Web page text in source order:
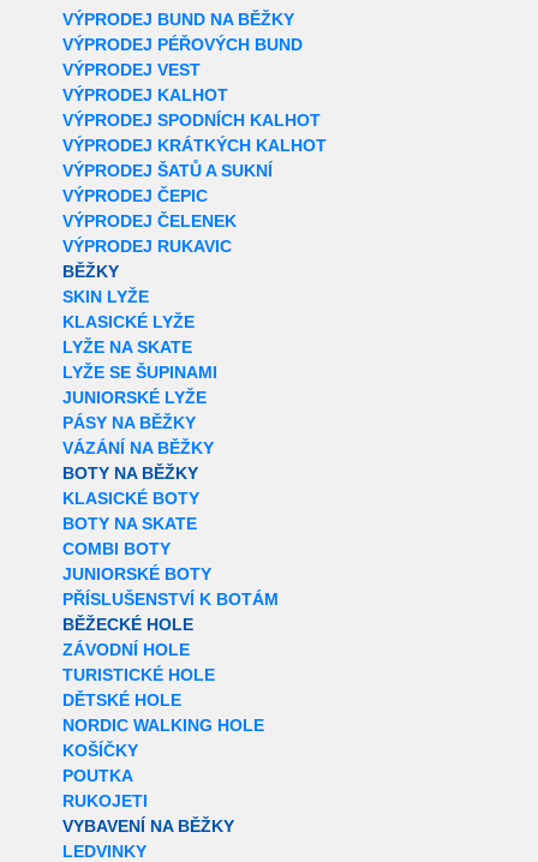
VÝPRODEJ BUND NA BĚŽKY
VÝPRODEJ PÉŘOVÝCH BUND
VÝPRODEJ VEST
VÝPRODEJ KALHOT
VÝPRODEJ SPODNÍCH KALHOT
VÝPRODEJ KRÁTKÝCH KALHOT
VÝPRODEJ ŠATŮ A SUKNÍ
VÝPRODEJ ČEPIC
VÝPRODEJ ČELENEK
VÝPRODEJ RUKAVIC
BĚŽKY
SKIN LYŽE
KLASICKÉ LYŽE
LYŽE NA SKATE
LYŽE SE ŠUPINAMI
JUNIORSKÉ LYŽE
PÁSY NA BĚŽKY
VÁZÁNÍ NA BĚŽKY
BOTY NA BĚŽKY
KLASICKÉ BOTY
BOTY NA SKATE
COMBI BOTY
JUNIORSKÉ BOTY
PŘÍSLUŠENSTVÍ K BOTÁM
BĚŽECKÉ HOLE
ZÁVODNÍ HOLE
TURISTICKÉ HOLE
DĚTSKÉ HOLE
NORDIC WALKING HOLE
KOŠÍČKY
POUTKA
RUKOJETI
VYBAVENÍ NA BĚŽKY
LEDVINKY